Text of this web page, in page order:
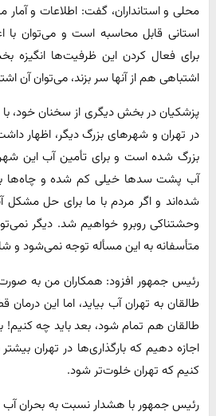
محلی و استانداران، گفت: اطلاعات و
استانی قابل محاسبه است و می‌توان با
برای فعال کردن این ظرفیت‌ها انگیزه
اشتباهی هم از آنها سر بزند، می‌توان آن
پزشکیان در بخش دیگری از سخنان خود، با
در تهران و شهرهای بزرگ دیگر، اظهار
بزرگ شده است و برای تأمین آب این
آب پشت سدها خیلی کم شده و چاه‌ها
شده‌اند و اگر مردم با ما برای حل مشکل
وحشتناکی روبرو خواهیم شد. دیگر
متأسفانه به این مسأله توجه نمی‌شود
رئیس جمهور افزود: همکاران من به صورت
طالقان به تهران آب بیاید، اما این
طالقان هم تمام شود، بعد باید چه کنیم!
اجازه دهیم که بارگذاری‌ها در تهران
کنیم که تهران خلوت‌تر شود.
رئیس جمهور با هشدار نسبت به بحران